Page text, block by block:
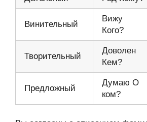
Винительный
Вижу
Кого?
Творительный
Доволен
Кем?
Предложный
Думаю О
ком?